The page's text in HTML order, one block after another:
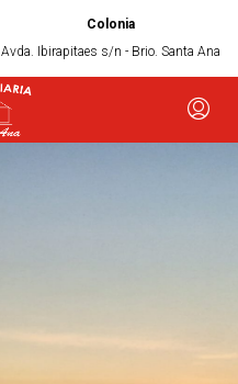
Colonia
Avda. Ibirapitaes s/n - Brio. Santa Ana